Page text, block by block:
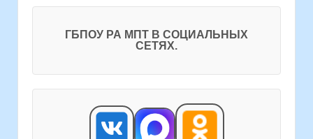
ГБПОУ РА МПТ В СОЦИАЛЬНЫХ
СЕТЯХ.